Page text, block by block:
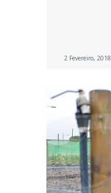
2 Fevereiro, 2018